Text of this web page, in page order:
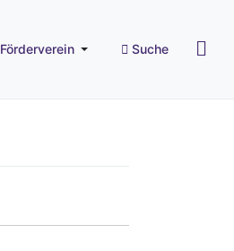
Förderverein Suche